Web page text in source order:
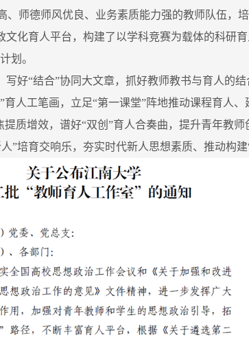
师德师风优良、业务素质能力强的教师队伍，
化育人平台，构建了以学科竞赛为载体的科研
划。
写好“结合”协同大文章，抓好教师教书与育人的
人工笔画，立足“第一课堂”阵地推动课程育人
质增效，谱好“双创”育人合奏曲，提升青年教
培育交响乐，夯实时代新人思想素质、推动构建